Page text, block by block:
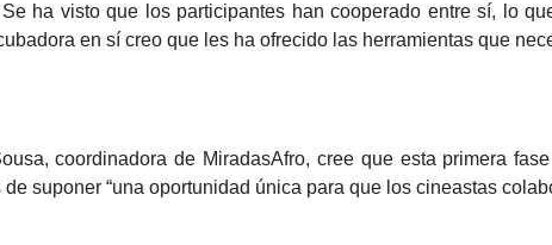
ha visto que los participantes han cooperado entre sí, lo
en sí creo que les ha ofrecido las herramientas que
coordinadora de MiradasAfro, cree que esta primera
de suponer “una oportunidad única para que los cineastas